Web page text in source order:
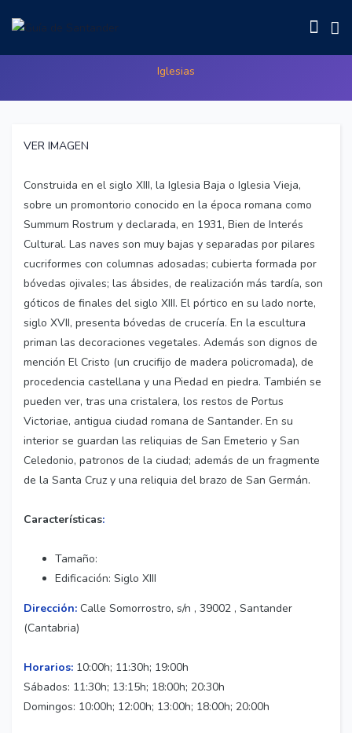
Parroquia Santísimo Cristo
Iglesias
VER IMAGEN
Construida en el siglo XIII, la Iglesia Baja o Iglesia Vieja,
sobre un promontorio conocido en la época romana como
Summum Rostrum y declarada, en 1931, Bien de Interés
Cultural. Las naves son muy bajas y separadas por pilares
cucriformes con columnas adosadas; cubierta formada por
bóvedas ojivales; las ábsides, de realización más tardía, son
góticos de finales del siglo XIII. El pórtico en su lado norte,
siglo XVII, presenta bóvedas de crucería. En la escultura
priman las decoraciones vegetales. Además son dignos de
mención El Cristo (un crucifijo de madera policromada), de
procedencia castellana y una Piedad en piedra. También se
pueden ver, tras una cristalera, los restos de Portus
Victoriae, antigua ciudad romana de Santander. En su
interior se guardan las reliquias de San Emeterio y San
Celedonio, patronos de la ciudad; además de un fragmente
de la Santa Cruz y una reliquia del brazo de San Germán.
Características:
Tamaño:
Edificación: Siglo XIII
Dirección: Calle Somorrostro, s/n , 39002 , Santander
(Cantabria)
Horarios: 10:00h; 11:30h; 19:00h
Sábados: 11:30h; 13:15h; 18:00h; 20:30h
Domingos: 10:00h; 12:00h; 13:00h; 18:00h; 20:00h